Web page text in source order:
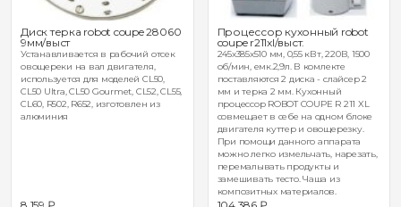
Диск терка robot coupe 28060
9мм/выст
Устанавливается в рабочий отсек
овощереки на вал двигателя,
используется для моделей CL50,
CL50 Ultra, CL50 Gourmet, CL52, CL55,
CL60, R502, R652, изготовлен из
алюминия
Процессор кухонный robot
coupe r211xl/выст.
245х385х510 мм, 0,55 кВт, 220В, 1500
об/мин, емк.2,9л. В комлекте
поставляются 2 диска - слайсер 2
мм и терка 2 мм. Кухонный
процессор ROBOT COUPE R 211 XL
совмещает в себе на одном блоке
двигателя куттер и овощерезку.
При помощи данного аппарата
можно легко измельчать, нарезать,
перемалывать продукты и
замешивать тесто. Чаша из
композитных материалов.